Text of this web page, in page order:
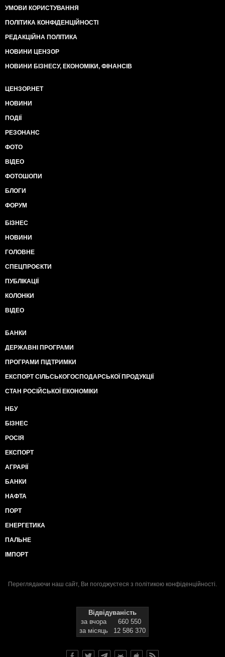
УМОВИ КОРИСТУВАННЯ
ПОЛІТИКА КОНФІДЕНЦІЙНОСТІ
РЕДАКЦІЙНА ПОЛІТИКА
НОВИНИ ЦЕНЗОР
НОВИНИ БІЗНЕСУ, ЕКОНОМІКИ, ФІНАНСІВ
ЦЕНЗОР.НЕТ
НОВИНИ
ПОДІЇ
РЕЗОНАНС
ФОТО
ВІДЕО
ФОТОШОПИ
БЛОГИ
ФОРУМ
БІЗНЕС
НОВИНИ
ГОЛОВНЕ
СПЕЦПРОЄКТИ
ПУБЛІКАЦІЇ
КОЛОНКИ
ВІДЕО
БАНКИ
ДЕРЖАВНІ ПРОГРАМИ
ПРОГРАМИ ПІДТРИМКИ
ЕКСПОРТ СІЛЬСЬКОГОСПОДАРСЬКОЇ ПРОДУКЦІЇ
СТАН РОСІЙСЬКОЇ ЕКОНОМІКИ
НБУ
БІЗНЕС
РОСІЯ
ЕКСПОРТ
АГРАРІЇ
БАНКИ
НАФТА
ПОРТ
ЕНЕРГЕТИКА
ПАЛЬНЕ
ІМПОРТ
Переглядаючи наш сайт, Ви погоджуєтеся з політикою конфіденційності.
Відвідуваність
за вчора
660 550
за місяць
12 586 370